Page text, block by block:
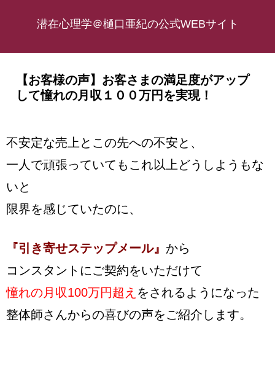
潜在心理学＠樋口亜紀の公式WEBサイト
【お客様の声】お客さまの満足度がアップ
して憧れの月収１００万円を実現！
不安定な売上とこの先への不安と、
一人で頑張っていてもこれ以上どうしようもな
いと
限界を感じていたのに、
『引き寄せステップメール』 から
コンスタントにご契約をいただけて
憧れの月収100万円超え をされるようになった
整体師さんからの喜びの声をご紹介します。